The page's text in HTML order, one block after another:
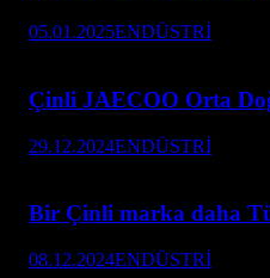
05.01.2025ENDÜSTRİ
Çinli JAECOO Orta
29.12.2024ENDÜSTRİ
Bir Çinli marka daha
08.12.2024ENDÜSTRİ